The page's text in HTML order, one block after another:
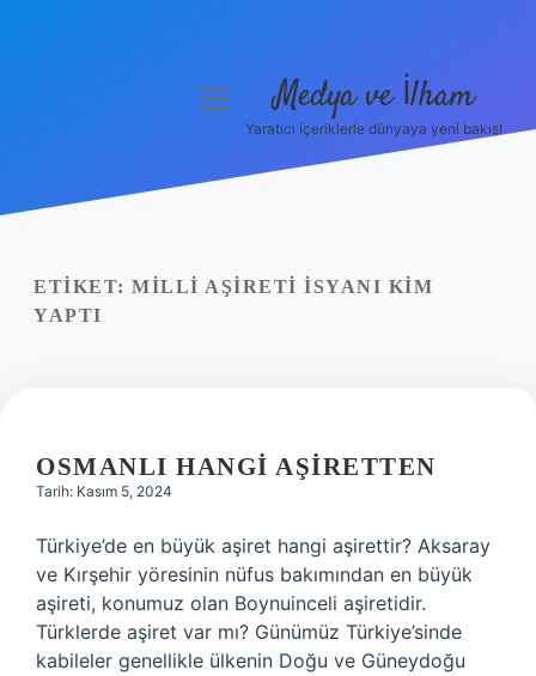
Yasal Uyarı
menüyüMedya ve İlham
Yaratıcı içeriklerle dünyaya yeni bakış!
ETIKET: MILLI AŞIRETI ISYANI KIM
YAPTI
OSMANLI HANGI AŞIRETTEN
Tarih: Kasım 5, 2024
Türkiye’de en büyük aşiret hangi aşirettir? Aksaray
ve Kırşehir yöresinin nüfus bakımından en büyük
aşireti, konumuz olan Boynuinceli aşiretidir.
Türklerde aşiret var mı? Günümüz Türkiye’sinde
kabileler genellikle ülkenin Doğu ve Güneydoğu